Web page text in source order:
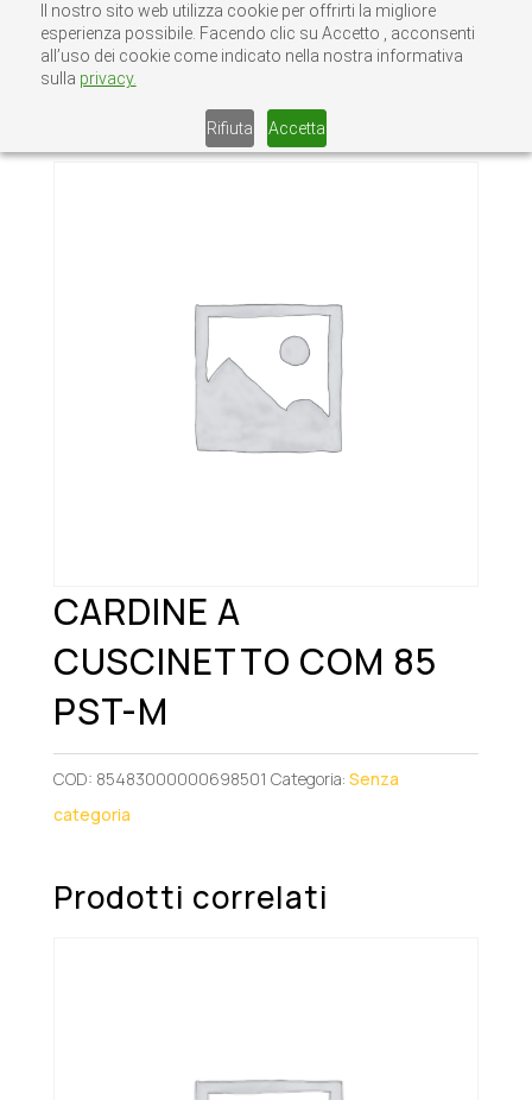
Il nostro sito web utilizza cookie per offrirti la migliore
esperienza possibile. Facendo clic su Accetto , acconsenti
all’uso dei cookie come indicato nella nostra informativa
sulla privacy.
Rifiuta Accetta
Home/Senza categoria
CUSCINETTO COM 85 PST-M
CARDINE A
CUSCINETTO COM 85
PST-M
COD: 85483000000698501 Categoria: Senza
categoria
Prodotti correlati